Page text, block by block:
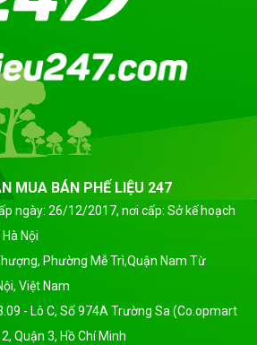
MUA BÁN PHẾ LIỆU 247
ngày: 26/12/2017, nơi cấp: Sở kế hoạch
Nội
Phường Mễ Trì,Quận Nam Từ
Việt Nam
- Lô C, Số 974A Trường Sa (Co.opmart
Quận 3, Hồ Chí Minh